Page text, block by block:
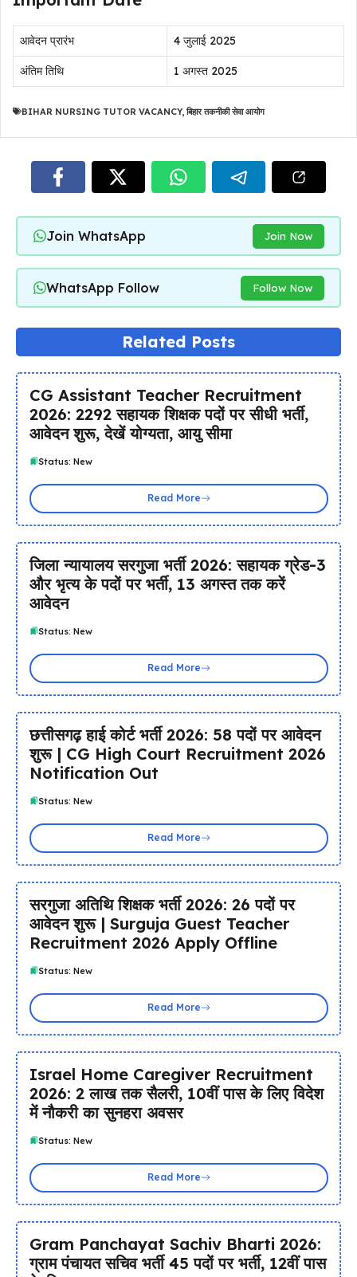
आवेदन प्रारंभ 4 जुलाई 2025
अंतिम तिथि 1 अगस्त 2025
BIHAR NURSING TUTOR VACANCY, बिहार तकनीकी सेवा आयोग
Join WhatsApp Join Now
WhatsApp Follow Follow Now
Related Posts
CG Assistant Teacher Recruitment
2026: 2292 सहायक शिक्षक पदों पर सीधी भर्ती,
आवेदन शुरू, देखें योग्यता, आयु सीमा
Status: New
Read More
जिला न्यायालय सरगुजा भर्ती 2026: सहायक ग्रेड-3
और भृत्य के पदों पर भर्ती, 13 अगस्त तक करें
आवेदन
Status: New
Read More
छत्तीसगढ़ हाई कोर्ट भर्ती 2026: 58 पदों पर आवेदन
शुरू | CG High Court Recruitment 2026
Notification Out
Status: New
Read More
सरगुजा अतिथि शिक्षक भर्ती 2026: 26 पदों पर
आवेदन शुरू | Surguja Guest Teacher
Recruitment 2026 Apply Offline
Status: New
Read More
Israel Home Caregiver Recruitment
2026: ₹2 लाख तक सैलरी, 10वीं पास के लिए विदेश
में नौकरी का सुनहरा अवसर
Status: New
Read More
Gram Panchayat Sachiv Bharti 2026:
ग्राम पंचायत सचिव भर्ती 45 पदों पर भर्ती, 12वीं पास